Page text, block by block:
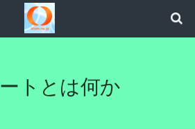
トとは何か